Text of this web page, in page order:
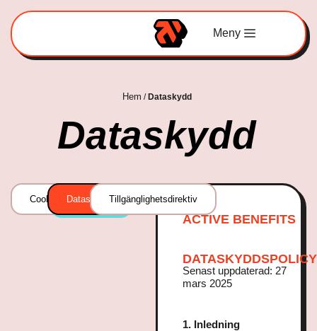
Meny
Hem / Dataskydd
Dataskydd
ACTIVE BENEFITS
DATASKYDDSPOLICY
Senast uppdaterad: 27
mars 2025
1. Inledning
Cookies DataskyddTillgänglighetsdirektiv